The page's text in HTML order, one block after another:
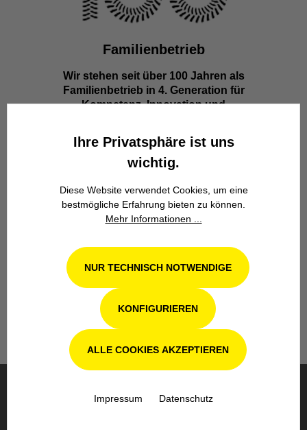
Familienbetrieb
Wir stehen seit über 100 Jahren als
Familienbetrieb in 4. Generation für
Kompetenz, Innovation und
Unsere Fachwerkstatt für Garten-, Forst-
und Landtechnik- Geräte in Odenthal bei
Köln steht Ihnen auch nach dem Kauf mit
Rat und Tat zur Seite.
BESTELLUNG & VERSAND
Ihre Privatsphäre ist uns
wichtig.
Diese Website verwendet Cookies, um eine
bestmögliche Erfahrung bieten zu können.
Mehr Informationen ...
NUR TECHNISCH NOTWENDIGE
KONFIGURIEREN
ALLE COOKIES AKZEPTIEREN
Impressum Datenschutz